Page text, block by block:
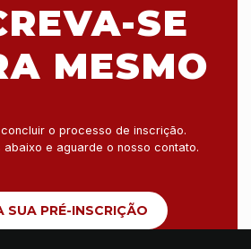
SE
MESMO
o processo de inscrição.
abaixo e aguarde o nosso contato.
SUA PRÉ-INSCRIÇÃO